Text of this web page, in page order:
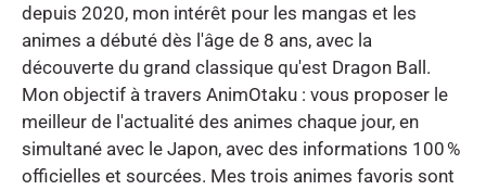
depuis 2020, mon intérêt pour les mangas et les
animes a débuté dès l'âge de 8 ans, avec la
découverte du grand classique qu'est Dragon Ball.
Mon objectif à travers AnimOtaku : vous proposer le
meilleur de l'actualité des animes chaque jour, en
simultané avec le Japon, avec des informations 100 %
officielles et sourcées. Mes trois animes favoris sont